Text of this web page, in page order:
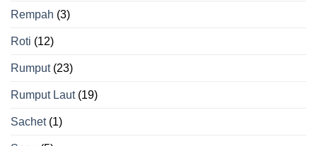
Rempah (3)
Roti (12)
Rumput(23)
Rumput Laut(19)
Sachet(1)